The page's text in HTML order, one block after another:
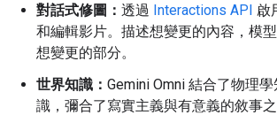
對話式修圖： 透過 Interactions API 啟
和編輯影片。描述想變更的內容，模
想變更的部分。
世界知識： Gemini Omni 結合了物理
識，彌合了寫實主義與有意義的敘事之